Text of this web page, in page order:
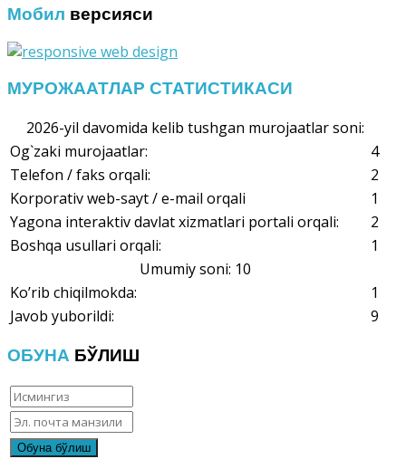
Мобил версияси
МУРОЖААТЛАР СТАТИСТИКАСИ
2026-yil davomida kelib tushgan murojaatlar soni:
Og`zaki murojaatlar:
4
Telefon / faks orqali:
2
Korporativ web-sayt / e-mail orqali
1
Yagona interaktiv davlat xizmatlari portali orqali:
2
Boshqa usullari orqali:
1
Umumiy soni: 10
Ko’rib chiqilmokda:
1
Javob yuborildi:
9
ОБУНА БЎЛИШ